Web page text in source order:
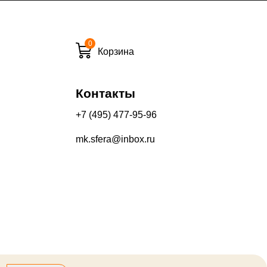
время:
0
Корзина
Контакты
+7 (495) 477-95-96
mk.sfera@inbox.ru